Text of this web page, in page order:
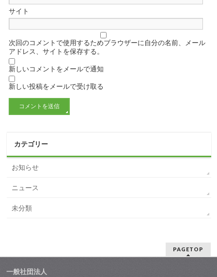
サイト
次回のコメントで使用するためブラウザーに自分の名前、メール
アドレス、サイトを保存する。
新しいコメントをメールで通知
新しい投稿をメールで受け取る
カテゴリー
お知らせ
ニュース
未分類
PAGETOP
一般社団法人